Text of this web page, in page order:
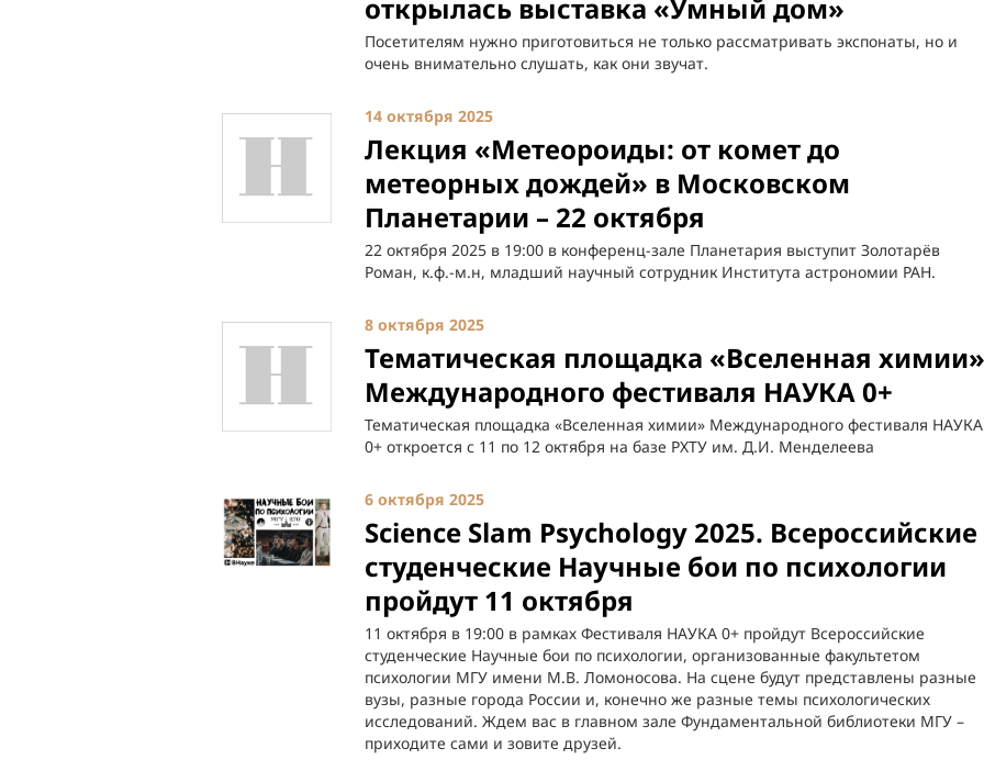
открылась выставка «Умный дом»
Посетителям нужно приготовиться не только рассматривать экспонаты, но и
очень внимательно слушать, как они звучат.
14 октября 2025
Лекция «Метеороиды: от комет до
метеорных дождей» в Московском
Планетарии – 22 октября
22 октября 2025 в 19:00 в конференц-зале Планетария выступит Золотарёв
Роман, к.ф.-м.н, младший научный сотрудник Института астрономии РАН.
8 октября 2025
Тематическая площадка «Вселенная химии»
Международного фестиваля НАУКА 0+
Тематическая площадка «Вселенная химии» Международного фестиваля НАУКА
0+ откроется с 11 по 12 октября на базе РХТУ им. Д.И. Менделеева
6 октября 2025
Science Slam Psychology 2025. Всероссийские
студенческие Научные бои по психологии
пройдут 11 октября
11 октября в 19:00 в рамках Фестиваля НАУКА 0+ пройдут Всероссийские
студенческие Научные бои по психологии, организованные факультетом
психологии МГУ имени М.В. Ломоносова. На сцене будут представлены разные
вузы, разные города России и, конечно же разные темы психологических
исследований. Ждем вас в главном зале Фундаментальной библиотеки МГУ –
приходите сами и зовите друзей.